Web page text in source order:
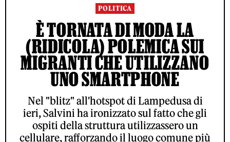
POLITICA
È TORNATA DI MODA LA
(RIDICOLA) POLEMICA SUI
MIGRANTI CHE UTILIZZANO
UNO SMARTPHONE
Nel "blitz" all'hotspot di Lampedusa di
ieri, Salvini ha ironizzato sul fatto che gli
ospiti della struttura utilizzassero un
cellulare, rafforzando il luogo comune più